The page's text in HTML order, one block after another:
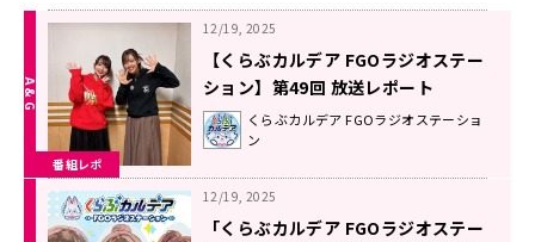
番組レポ
12/19, 2025
【くらぶカルデア FGOラジオステー
ション】第49回 放送レポート
くらぶカルデア FGOラジオステーショ
ン
12/19, 2025
「くらぶカルデア FGOラジオステー